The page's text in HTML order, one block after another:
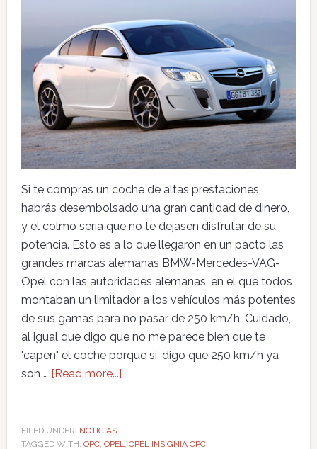
Si te compras un coche de altas prestaciones
habrás desembolsado una gran cantidad de dinero,
y el colmo sería que no te dejasen disfrutar de su
potencia. Esto es a lo que llegaron en un pacto las
grandes marcas alemanas BMW-Mercedes-VAG-
Opel con las autoridades alemanas, en el que todos
montaban un limitador a los vehículos más potentes
de sus gamas para no pasar de 250 km/h. Cuidado,
al igual que digo que no me parece bien que te
"capen" el coche porque sí, digo que 250 km/h ya
son … [Read more...]
FILED UNDER: NOTICIAS
TAGGED WITH: OPC, OPEL, OPEL INSIGNIA OPC